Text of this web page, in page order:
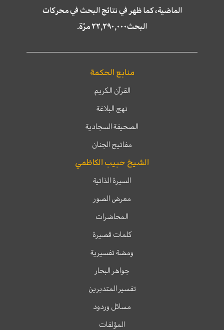
الماضية، كما ظهر في نتائج البحث في محركات
البحث٢٢,٢٩٠,٠٠٠ مرّة.
منابع الحكمة
القرآن الكريم
نهج البلاغة
الصحيفة السجادية
مفاتيح الجنان
الشيخ حبيب الكاظمي
السيرة الذاتية
معرض الصور
المحاضرات
كلمات قصيرة
ومضة تفسيرية
جواهر البحار
تفسير المتدبرين
مسائل وردود
المؤلفات